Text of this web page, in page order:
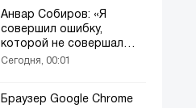
Анвар Собиров: «Я
совершил ошибку,
которой не совершал
Роналду»
Сегодня, 00:01
Браузер Google Chrome